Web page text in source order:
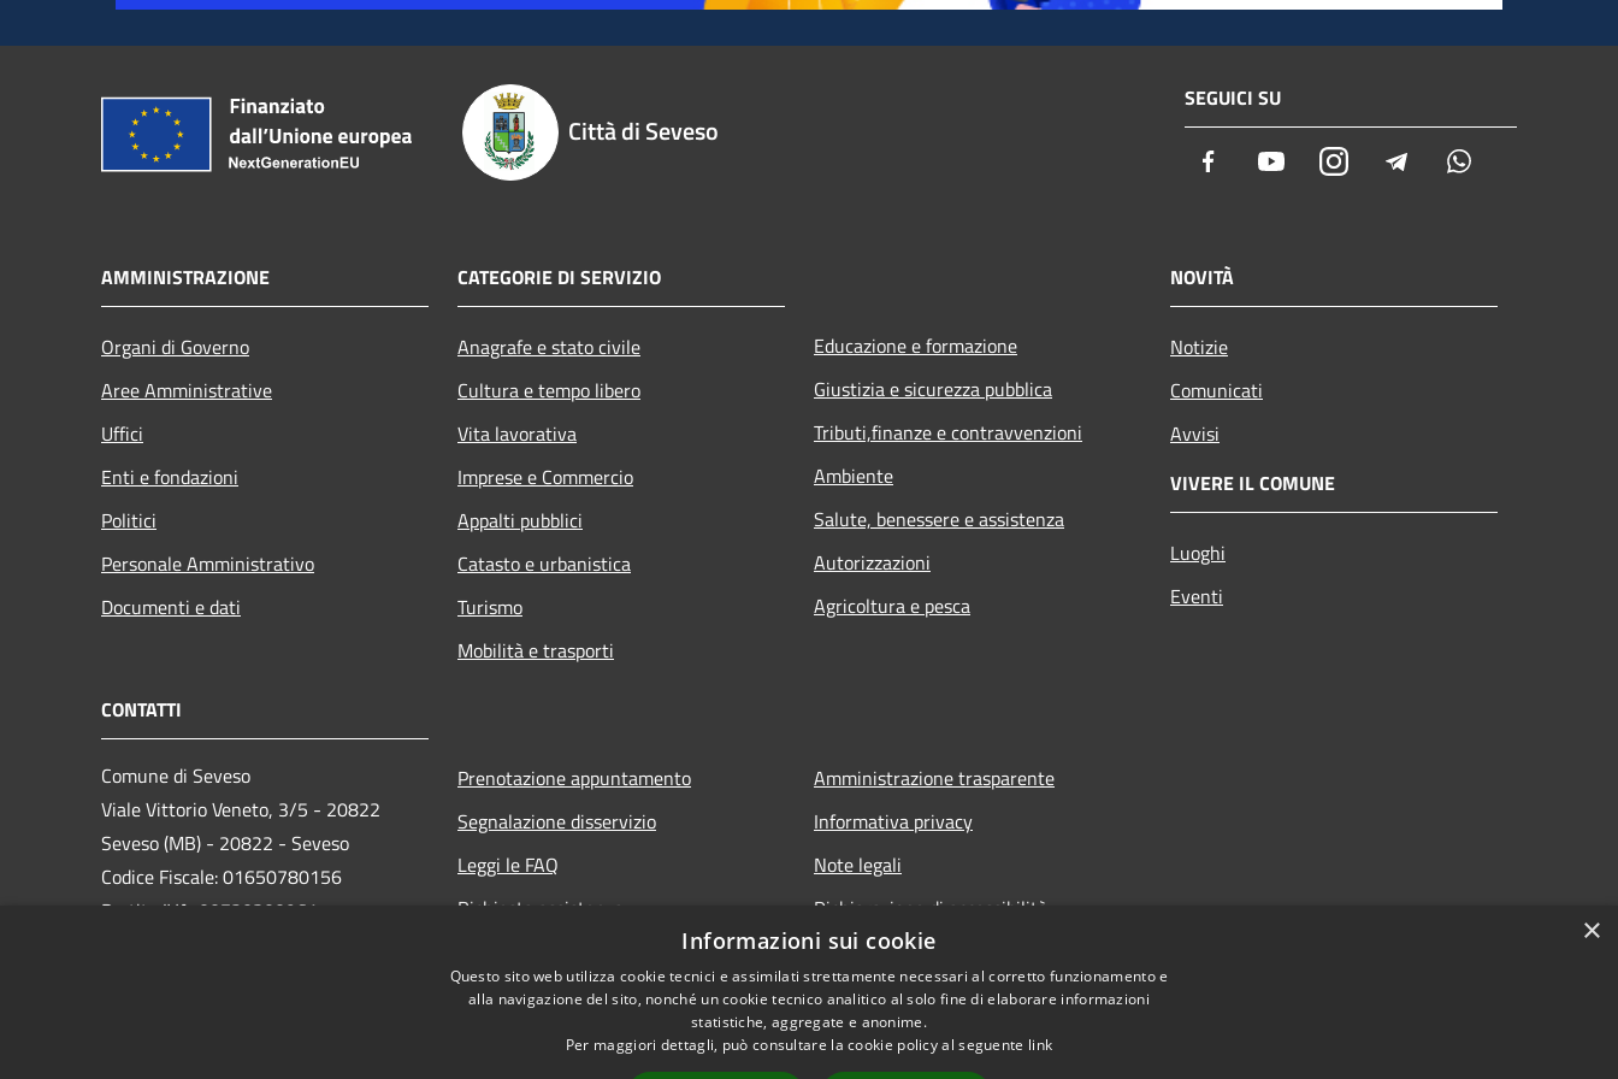
Città di Seveso
SEGUICI SU
Facebook YoutubeInstagramTelegram
AMMINISTRAZIONE
Organi di Governo
Aree Amministrative
Uffici
Enti e fondazioni
Politici
Personale Amministrativo
Documenti e dati
CATEGORIE DI SERVIZIO
Anagrafe e stato civile
Cultura e tempo libero
Vita lavorativa
Imprese e Commercio
Appalti pubblici
Catasto e urbanistica
Turismo
Mobilità e trasporti
Educazione e formazione
Giustizia e sicurezza pubblica
Tributi,finanze e contravvenzioni
Ambiente
Salute, benessere e assistenza
Autorizzazioni
Agricoltura e pesca
NOVITÀ
Notizie
Comunicati
Avvisi
VIVERE IL COMUNE
Luoghi
Eventi
CONTATTI
Comune di Seveso
Viale Vittorio Veneto, 3/5 - 20822
Seveso (MB) - 20822 - Seveso
Codice Fiscale: 01650780156
Partita IVA: 00720300961
Prenotazione appuntamento
Segnalazione disservizio
Leggi le FAQ
Richiesta assistenza
Amministrazione trasparente
Informativa privacy
Note legali
Dichiarazione di accessibilità
×
Informazioni sui cookie
Questo sito web utilizza cookie tecnici e assimilati strettamente necessari al corretto funzionamento e
alla navigazione del sito, nonché un cookie tecnico analitico al solo fine di elaborare informazioni
statistiche, aggregate e anonime.
Per maggiori dettagli, può consultare la cookie policy al seguente link